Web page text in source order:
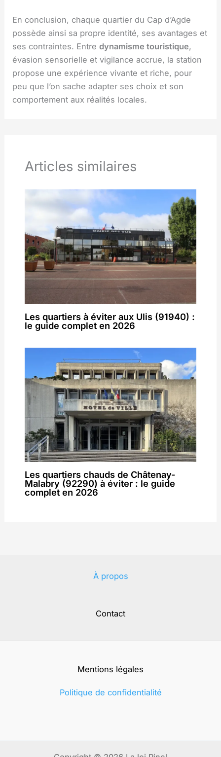
En conclusion, chaque quartier du Cap d’Agde
possède ainsi sa propre identité, ses avantages et
ses contraintes. Entredynamisme touristique,
évasion sensorielle et vigilance accrue, la station
propose une expérience vivante et riche, pour
peu que l’on sache adapter ses choix et son
comportement aux réalités locales.
Articles similaires
Les quartiers à éviter aux Ulis (91940) :
le guide complet en 2026
Les quartiers chauds de Châtenay-
Malabry (92290) à éviter : le guide
complet en 2026
À propos
Contact
Mentions légales
Politique de confidentialité